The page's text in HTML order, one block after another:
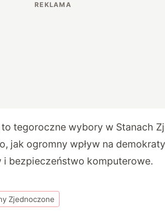
to tegoroczne wybory w Stanach
jak ogromny wpływ na
i bezpieczeństwo komputerowe.
Zjednoczone